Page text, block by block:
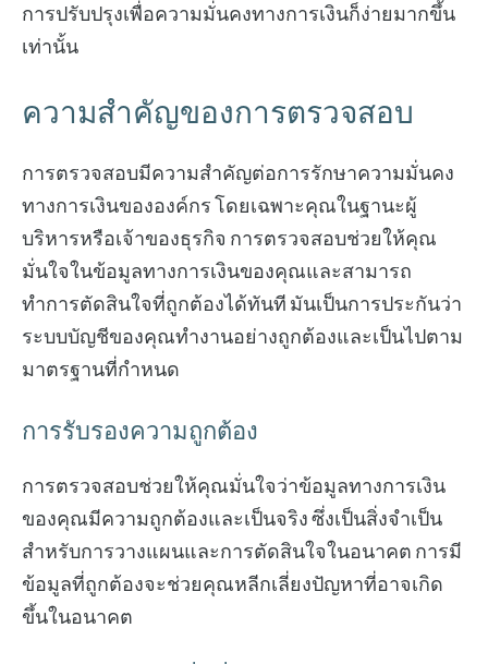
การปรับปรุงเพื่อความมั่นคงทางการเงินก็ง่ายมากขึ้น
เท่านั้น
ความสำคัญของการตรวจสอบ
การตรวจสอบมีความสำคัญต่อการรักษาความมั่นคง
ทางการเงินขององค์กร โดยเฉพาะคุณในฐานะผู้
บริหารหรือเจ้าของธุรกิจ การตรวจสอบช่วยให้คุณ
มั่นใจในข้อมูลทางการเงินของคุณและสามารถ
ทำการตัดสินใจที่ถูกต้องได้ทันที มันเป็นการประกันว่า
ระบบบัญชีของคุณทำงานอย่างถูกต้องและเป็นไปตาม
มาตรฐานที่กำหนด
การรับรองความถูกต้อง
การตรวจสอบช่วยให้คุณมั่นใจว่าข้อมูลทางการเงิน
ของคุณมีความถูกต้องและเป็นจริง ซึ่งเป็นสิ่งจำเป็น
สำหรับการวางแผนและการตัดสินใจในอนาคต การมี
ข้อมูลที่ถูกต้องจะช่วยคุณหลีกเลี่ยงปัญหาที่อาจเกิด
ขึ้นในอนาคต